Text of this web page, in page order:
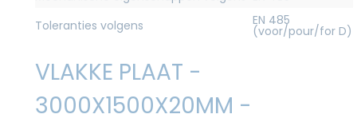
Toleranties volgens
EN 485
(voor/pour/for D)
VLAKKE PLAAT -
3000X1500X20MM -